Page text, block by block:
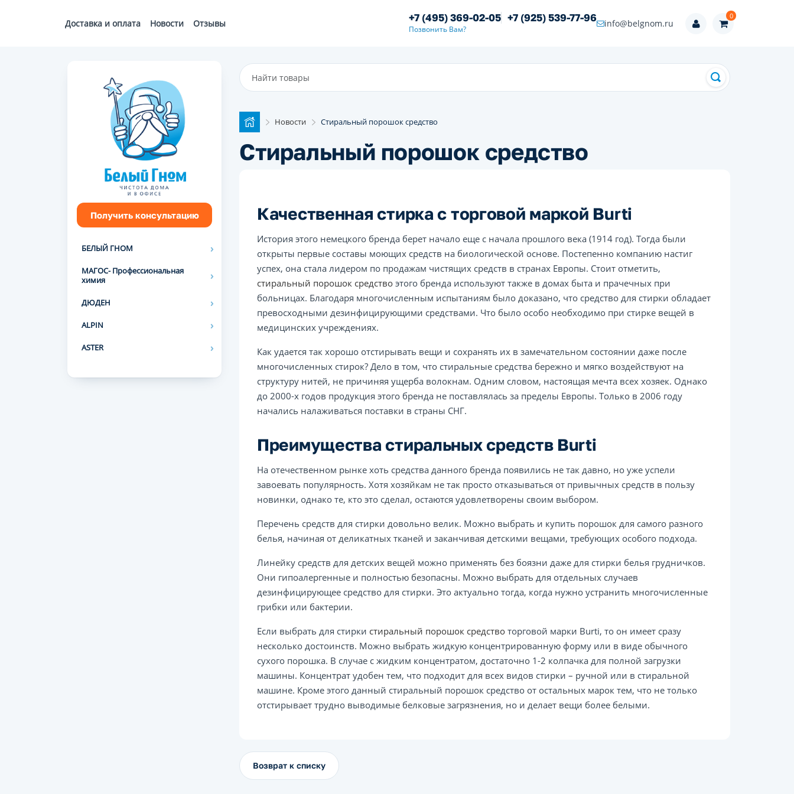
Доставка и оплата Новости Отзывы +7 (495) 369-02-05 +7 (925) 539-77-96
Позвонить Вам?
info@belgnom.ru
0
Получить консультацию
БЕЛЫЙ ГНОМ
МАГОС- Профессиональная
химия
ДЮДЕН
ALPIN
ASTER
Новости Стиральный порошок средство
Стиральный порошок средство
Качественная стирка с торговой маркой Burti
История этого немецкого бренда берет начало еще с начала прошлого века (1914 год). Тогда были
открыты первые составы моющих средств на биологической основе. Постепенно компанию настиг
успех, она стала лидером по продажам чистящих средств в странах Европы. Стоит отметить,
стиральный порошок средство этого бренда используют также в домах быта и прачечных при
больницах. Благодаря многочисленным испытаниям было доказано, что средство для стирки обладает
превосходными дезинфицирующими средствами. Что было особо необходимо при стирке вещей в
медицинских учреждениях.
Как удается так хорошо отстирывать вещи и сохранять их в замечательном состоянии даже после
многочисленных стирок? Дело в том, что стиральные средства бережно и мягко воздействуют на
структуру нитей, не причиняя ущерба волокнам. Одним словом, настоящая мечта всех хозяек. Однако
до 2000-х годов продукция этого бренда не поставлялась за пределы Европы. Только в 2006 году
начались налаживаться поставки в страны СНГ.
Преимущества стиральных средств Burti
На отечественном рынке хоть средства данного бренда появились не так давно, но уже успели
завоевать популярность. Хотя хозяйкам не так просто отказываться от привычных средств в пользу
новинки, однако те, кто это сделал, остаются удовлетворены своим выбором.
Перечень средств для стирки довольно велик. Можно выбрать и купить порошок для самого разного
белья, начиная от деликатных тканей и заканчивая детскими вещами, требующих особого подхода.
Линейку средств для детских вещей можно применять без боязни даже для стирки белья грудничков.
Они гипоалергенные и полностью безопасны. Можно выбрать для отдельных случаев
дезинфицирующее средство для стирки. Это актуально тогда, когда нужно устранить многочисленные
грибки или бактерии.
Если выбрать для стирки стиральный порошок средство торговой марки Burti, то он имеет сразу
несколько достоинств. Можно выбрать жидкую концентрированную форму или в виде обычного
сухого порошка. В случае с жидким концентратом, достаточно 1-2 колпачка для полной загрузки
машины. Концентрат удобен тем, что подходит для всех видов стирки – ручной или в стиральной
машине. Кроме этого данный стиральный порошок средство от остальных марок тем, что не только
отстирывает трудно выводимые белковые загрязнения, но и делает вещи более белыми.
Возврат к списку